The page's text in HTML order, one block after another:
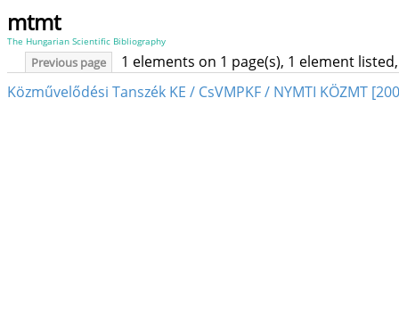
mtmt
The Hungarian Scientific Bibliography
Previous page
1 elements on 1 page(s), 1 element
Közművelődési Tanszék KE / CsVMPKF / NYMTI KÖZMT